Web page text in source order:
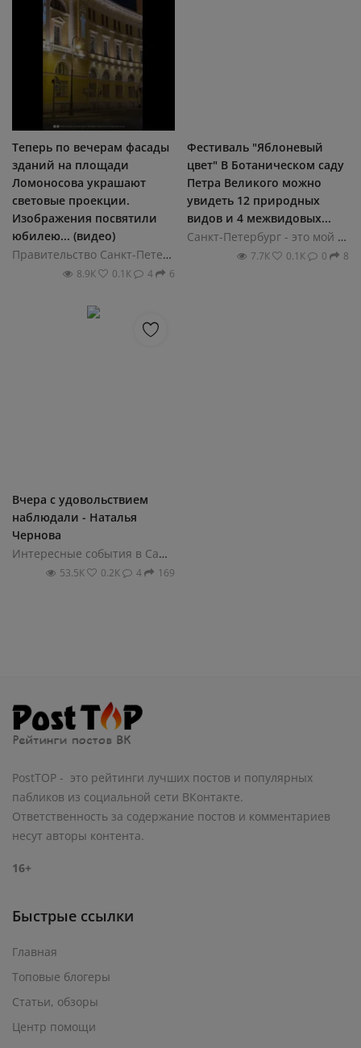
Теперь по вечерам фасады
зданий на площади
Ломоносова украшают
световые проекции.
Изображения посвятили
юбилею... (видео)
Правительство Санкт-Петербурга
8.9К 0.1К 4 6
Фестиваль "Яблоневый
цвет" В Ботаническом саду
Петра Великого можно
увидеть 12 природных
видов и 4 межвидовых...
Санкт-Петербург - это мой город!
7.7К 0.1К 0 8
Вчера с удовольствием
наблюдали - Наталья
Чернова
Интересные события в Санкт-Петербурге
53.5К 0.2К 4 169
PostTOP - это рейтинги лучших постов и популярных
пабликов из социальной сети ВКонтакте.
Ответственность за содержание постов и комментариев
несут авторы контента.
16+
Быстрые ссылки
Главная
Топовые блогеры
Статьи, обзоры
Центр помощи